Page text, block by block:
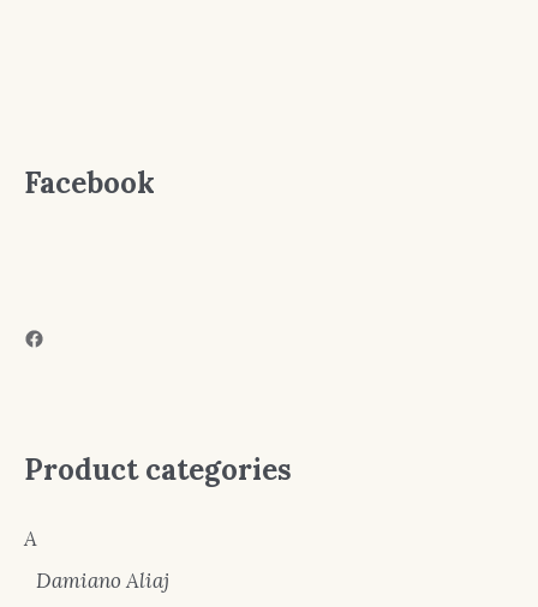
Facebook
Facebook
Product categories
A
Damiano Aliaj